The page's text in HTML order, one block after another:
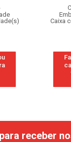
Caixa
receber